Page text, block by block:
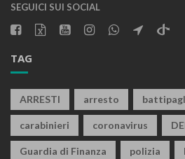
SEGUICI SUI SOCIAL
TAG
ARRESTI arresto
carabinieri coronavirus
Guardia di Finanza polizia